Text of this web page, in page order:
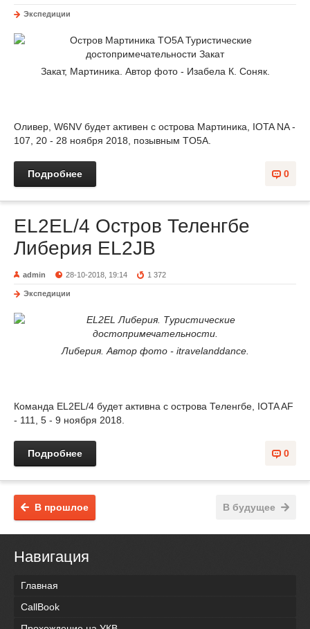
Экспедиции
Закат, Мартиника. Автор фото - Изабела К. Соняк.
Оливер, W6NV будет активен с острова Мартиника, IOTA NA -
107, 20 - 28 ноября 2018, позывным TO5A.
0
Подробнее
EL2EL/4 Остров Теленгбе
Либерия EL2JB
admin 28-10-2018, 19:14 1 372
Экспедиции
Либерия. Автор фото - itravelanddance.
Команда EL2EL/4 будет активна с острова Теленгбе, IOTA AF
- 111, 5 - 9 ноября 2018.
0
Подробнее
В будущее
В прошлое
Навигация
Главная
CallBook